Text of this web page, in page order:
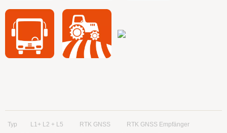
Typ L1+ L2 + L5 RTK GNSS
RTK GNSS Empfänger